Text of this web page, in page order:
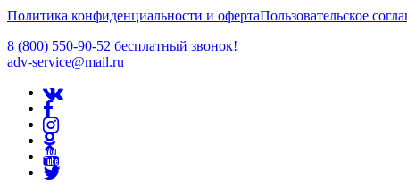
Политика конфиденциальности и офертаПользовательское
8 (800) 550-90-52 бесплатный звонок!
adv-service@mail.ru